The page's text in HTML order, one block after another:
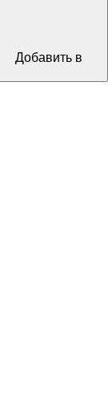
Добавить в